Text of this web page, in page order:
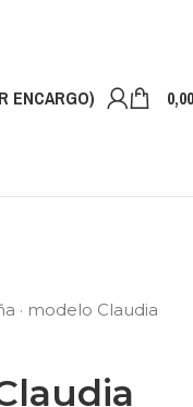
ENCARGO) 0,00
· modelo Claudia